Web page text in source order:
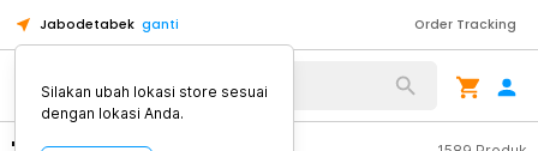
Jabodetabek ganti Order Tracking
Silakan ubah lokasi store sesuai
dengan lokasi Anda.